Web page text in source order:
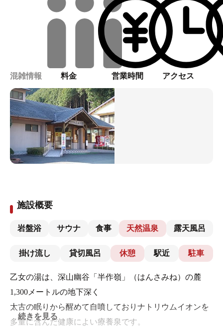
混雑情報 料金 営業時間 アクセス
施設概要
岩盤浴 サウナ 食事 天然温泉 露天風呂
掛け流し 貸切風呂 休憩 駅近 駐車
乙女の湯は、深山幽谷「半作嶺」（はんさみね）の麓
1,300メートルの地下深く
太古の眠りから醒めて自噴しておりナトリウムイオンを
多量に含んだ健康によい療養泉です。
続きを見る